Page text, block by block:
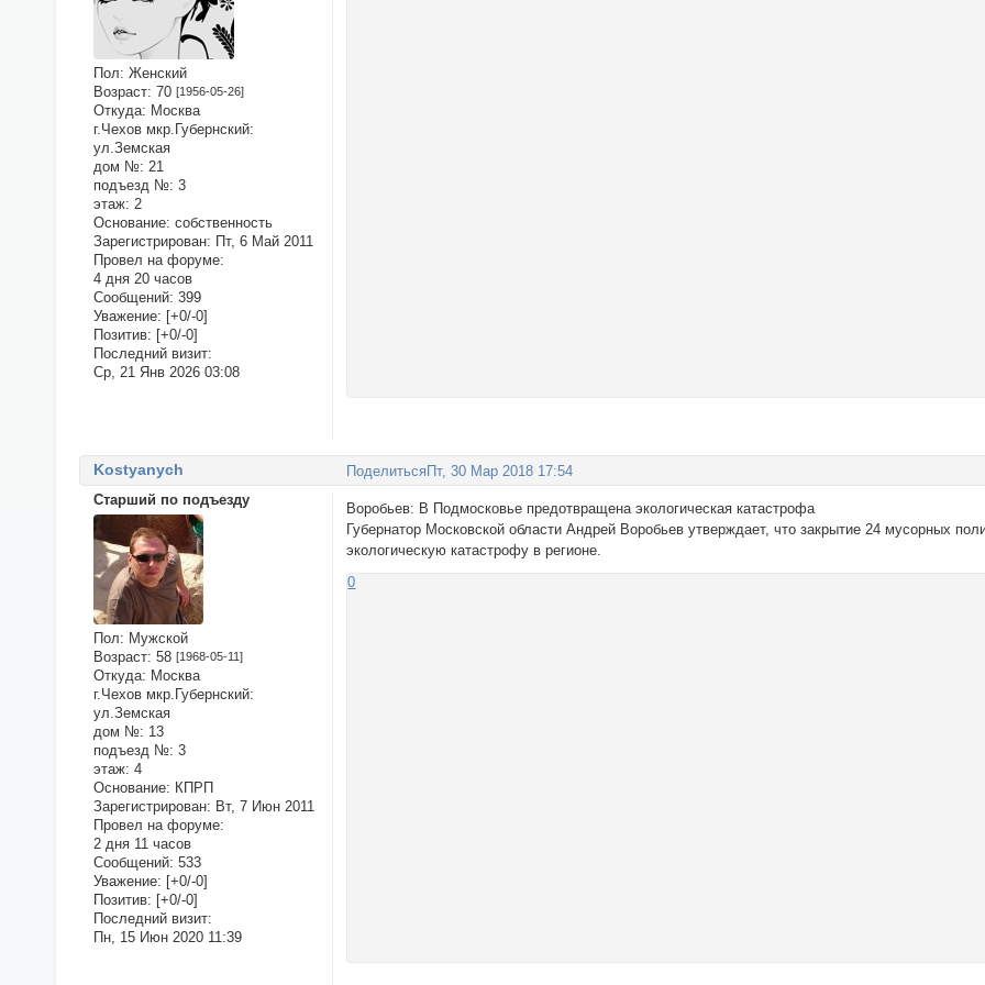
Пол: Женский
Возраст: 70 [1956-05-26]
Откуда: Москва
г.Чехов мкр.Губернский:
ул.Земская
дом №: 21
подъезд №: 3
этаж: 2
Основание: собственность
Зарегистрирован: Пт, 6 Май 2011
Провел на форуме:
4 дня 20 часов
Сообщений: 399
Уважение: [+0/-0]
Позитив: [+0/-0]
Последний визит:
Ср, 21 Янв 2026 03:08
ПоделитьсяПт, 30 Мар 2018 17:54
Kostyanych
Старший по подъезду
Пол: Мужской
Возраст: 58 [1968-05-11]
Откуда: Москва
г.Чехов мкр.Губернский:
ул.Земская
дом №: 13
подъезд №: 3
этаж: 4
Основание: КПРП
Зарегистрирован: Вт, 7 Июн 2011
Провел на форуме:
2 дня 11 часов
Сообщений: 533
Уважение: [+0/-0]
Позитив: [+0/-0]
Последний визит:
Пн, 15 Июн 2020 11:39
Воробьев: В Подмосковье предотвращена экологическая катастрофа
Губернатор Московской области Андрей Воробьев утверждает, что закрытие 24 мусорных
экологическую катастрофу в регионе.
0